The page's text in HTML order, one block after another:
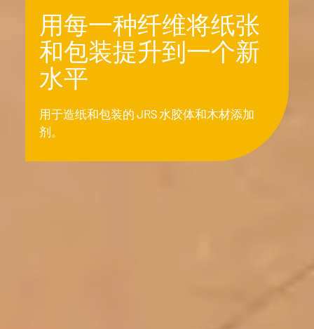
用每一种纤维将纸张
和包装提升到一个新
水平
用于造纸和包装的 JRS 水胶体和木材添加
剂。